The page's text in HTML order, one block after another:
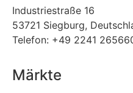
Industriestraße 16
53721 Siegburg,
Telefon: +49 2241
Märkte